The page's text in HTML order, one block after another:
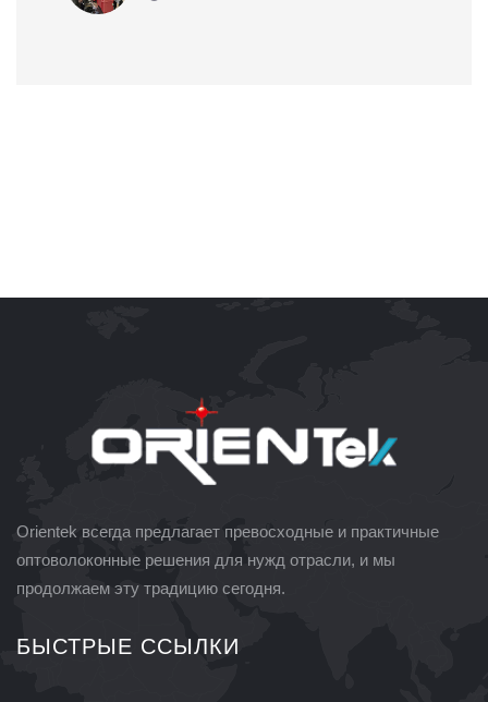
Orientek всегда предлагает превосходные и практичные
оптоволоконные решения для нужд отрасли, и мы
продолжаем эту традицию сегодня.
БЫСТРЫЕ ССЫЛКИ